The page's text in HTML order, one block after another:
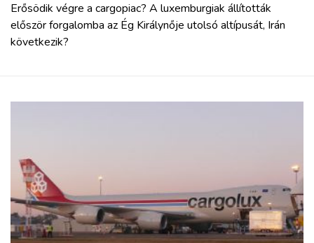
Erősödik végre a cargopiac? A luxemburgiak állították
először forgalomba az Ég Királynője utolsó altípusát, Irán
következik?